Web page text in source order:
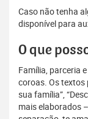
Caso não tenha
disponível para
O que
Família, parceria
coroas. Os textos
sua família”,
mais elaborados